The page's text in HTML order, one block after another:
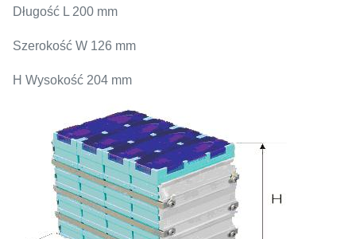
Długość L 200 mm
Szerokość W 126 mm
H Wysokość 204 mm